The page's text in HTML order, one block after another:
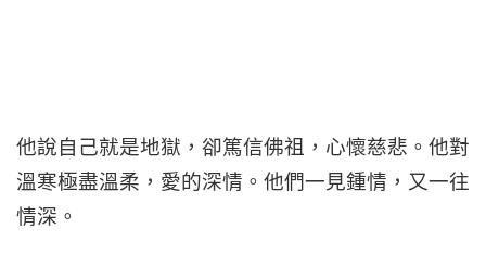
他說自己就是地獄，卻篤信佛祖，心懷慈悲。他對
溫寒極盡溫柔，愛的深情。他們一見鍾情，又一往
情深。